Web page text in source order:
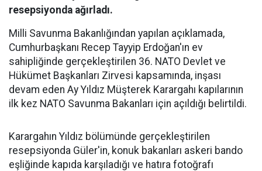
resepsiyonda ağırladı.
Milli Savunma Bakanlığından yapılan açıklamada,
Cumhurbaşkanı Recep Tayyip Erdoğan'ın ev
sahipliğinde gerçekleştirilen 36. NATO Devlet ve
Hükümet Başkanları Zirvesi kapsamında, inşası
devam eden Ay Yıldız Müşterek Karargahı kapılarının
ilk kez NATO Savunma Bakanları için açıldığı belirtildi.
Karargahın Yıldız bölümünde gerçekleştirilen
resepsiyonda Güler'in, konuk bakanları askeri bando
eşliğinde kapıda karşıladığı ve hatıra fotoğrafı